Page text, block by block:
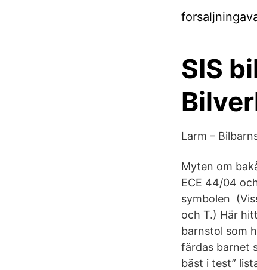
SIS
Larm –
Myten om
ECE 44/04
symbolen
och T.) Här
barnstol som
färdas barnet
bäst i test”